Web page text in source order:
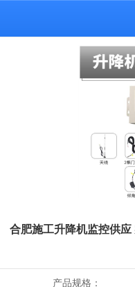
合肥施工升降机监控供
产品规格：